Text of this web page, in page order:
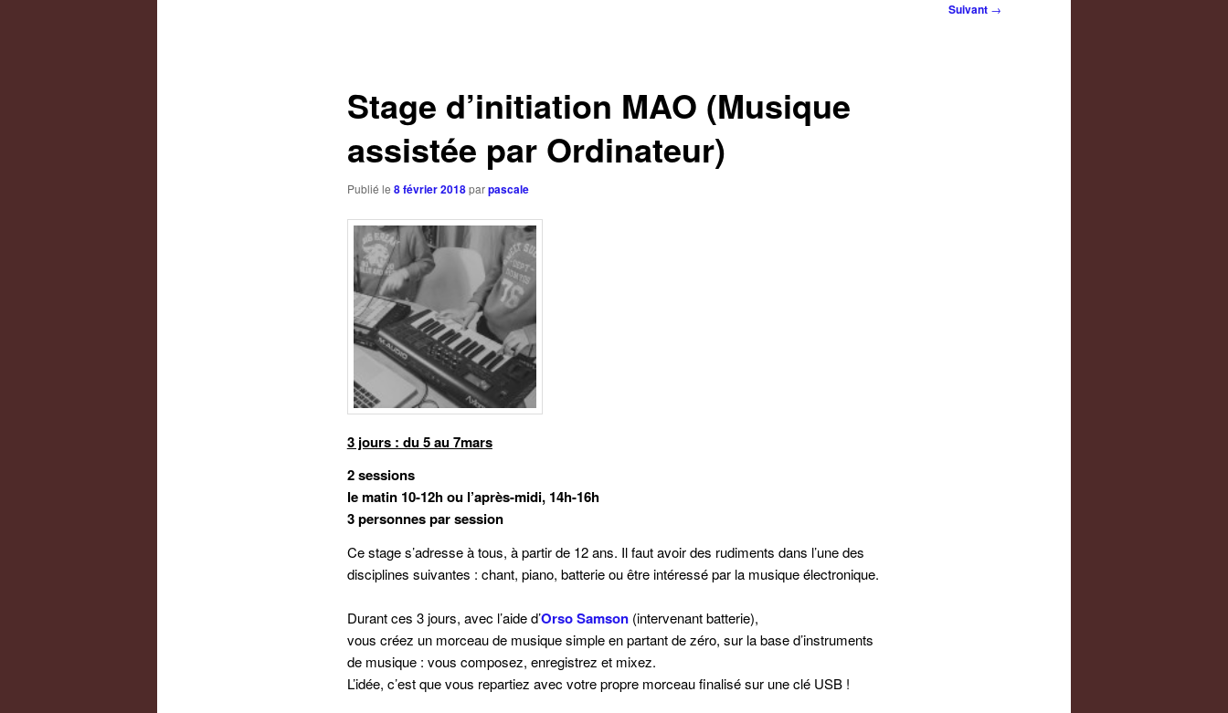
Suivant →
Stage d’initiation MAO (Musique
assistée par Ordinateur)
Publié le 8 février 2018parpascale
3 jours : du 5 au 7mars
2 sessions
le matin 10-12h ou l’après-midi, 14h-16h
3 personnes par session
Ce stage s’adresse à tous, à partir de 12 ans. Il faut avoir des rudiments dans l’une des
disciplines suivantes : chant, piano, batterie ou être intéressé par la musique électronique.
Durant ces 3 jours, avec l’aide d’Orso Samson(intervenant batterie),
vous créez un morceau de musique simple en partant de zéro, sur la base d’instruments
de musique : vous composez, enregistrez et mixez.
L’idée, c’est que vous repartiez avec votre propre morceau finalisé sur une clé USB !